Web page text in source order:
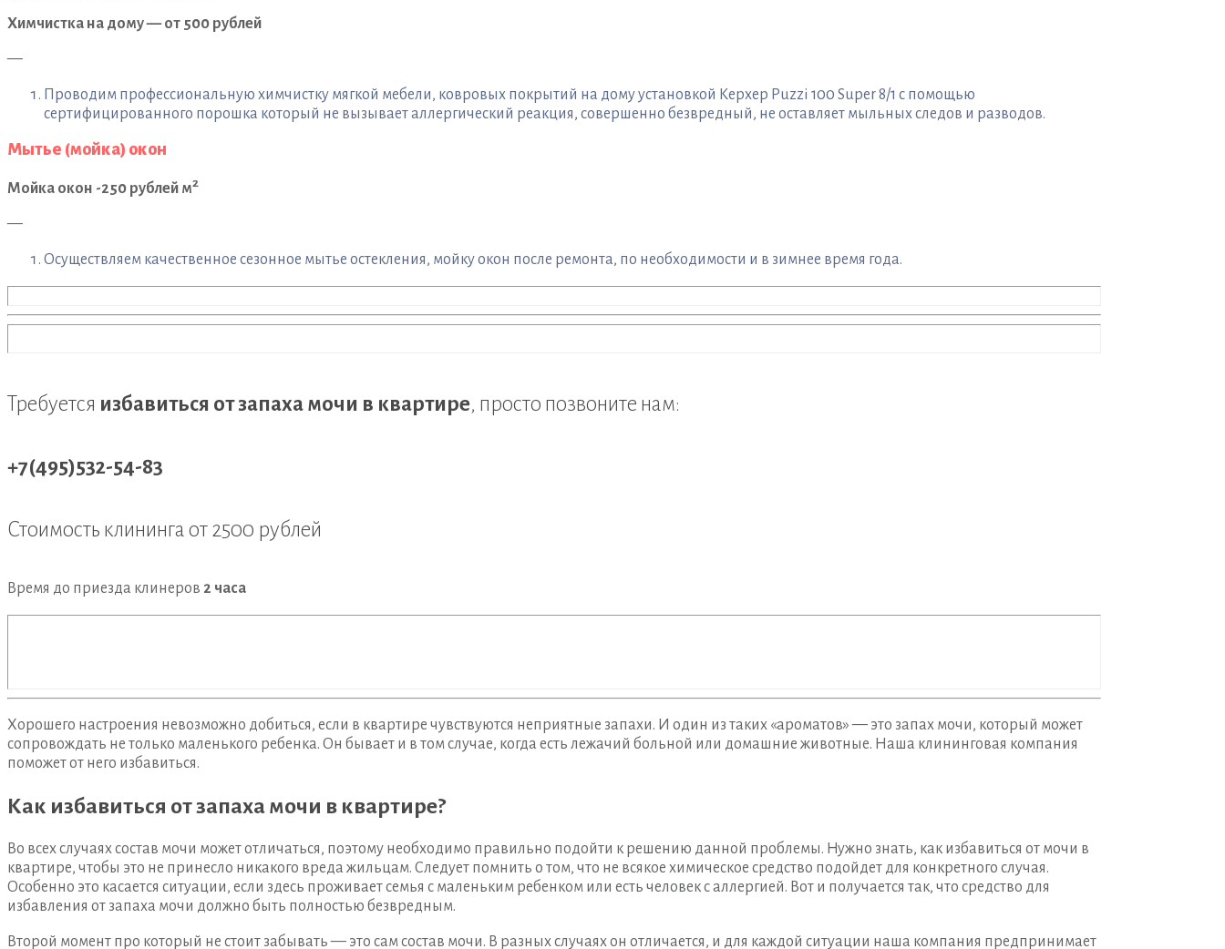
Химчистка на дому — от 500 рублей
—
Проводим профессиональную химчистку мягкой мебели, ковровых покрытий на дому установкой Керхер Puzzi 100 Super 8/1 с помощью
сертифицированного порошка который не вызывает аллергический реакция, совершенно безвредный, не оставляет мыльных следов и разводов.
Мытье (мойка) окон
Мойка окон -250 рублей м2
—
Осуществляем качественное сезонное мытье остекления, мойку окон после ремонта, по необходимости и в зимнее время года.
Требуется избавиться от запаха мочи в квартире, просто позвоните нам:
+7(495)532-54-83
Стоимость клининга от 2500 рублей
Время до приезда клинеров 2 часа
Хорошего настроения невозможно добиться, если в квартире чувствуются неприятные запахи. И один из таких «ароматов» — это запах мочи, который может
сопровождать не только маленького ребенка. Он бывает и в том случае, когда есть лежачий больной или домашние животные. Наша клининговая компания
поможет от него избавиться.
Как избавиться от запаха мочи в квартире?
Во всех случаях состав мочи может отличаться, поэтому необходимо правильно подойти к решению данной проблемы. Нужно знать, как избавиться от мочи в
квартире, чтобы это не принесло никакого вреда жильцам. Следует помнить о том, что не всякое химическое средство подойдет для конкретного случая.
Особенно это касается ситуации, если здесь проживает семья с маленьким ребенком или есть человек с аллергией. Вот и получается так, что средство для
избавления от запаха мочи должно быть полностью безвредным.
Второй момент про который не стоит забывать — это сам состав мочи. В разных случаях он отличается, и для каждой ситуации наша компания предпринимает